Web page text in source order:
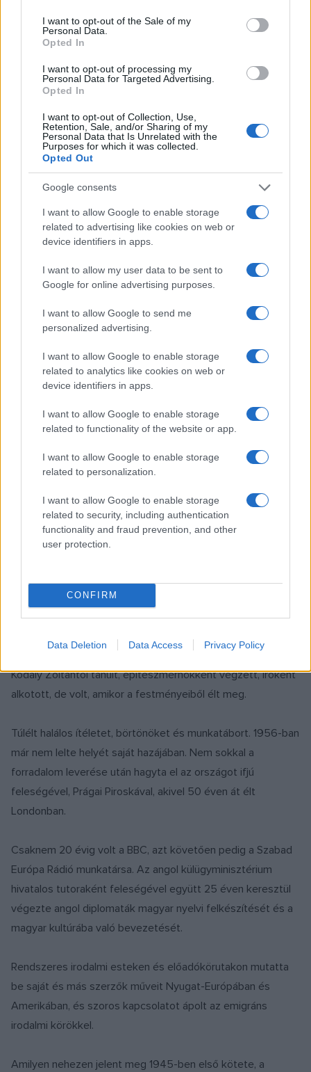
consent section.
I want to opt-out of the Sale of my
Personal Data.
Opted In
I want to opt-out of processing my
Personal Data for Targeted Advertising.
Opted In
I want to opt-out of Collection, Use,
Retention, Sale, and/or Sharing of my
Personal Data that Is Unrelated with the
Purposes for which it was collected.
Opted Out
Google consents
I want to allow Google to enable storage
related to advertising like cookies on web or
device identifiers in apps.
I want to allow my user data to be sent to
Google for online advertising purposes.
I want to allow Google to send me
personalized advertising.
I want to allow Google to enable storage
related to analytics like cookies on web or
device identifiers in apps.
I want to allow Google to enable storage
related to functionality of the website or app.
I want to allow Google to enable storage
related to personalization.
I want to allow Google to enable storage
related to security, including authentication
functionality and fraud prevention, and other
user protection.
CONFIRM
Data Deletion Data Access Privacy Policy
az emigrációban élő magyarok kisszerű és nevetséges
viszályairól, harcáról az érvényesülésért. Verseiben
érvényesül leggazdagabban a magyar nyelv könnyed,
bravúros kezelése.
Filozófiai munkásságát az irodalomnál fontosabbnak
tartotta. Főleg történetfilozófiai és ismeretelméleti
kérdéseket kutatott, e téren inkább konzervatív, bár ateista,
Háza, a Hongriuscule évtizedek óta a magyar ösztöndíjasok
zarándokhelye volt. Határ Győző az avantgárd klasszikusa
volt, könyvei nem könnyű olvasmányok, nem a tömegek
szerzője. Hatalmas életművét építészi, kormány-szakértői
és rádiós tevékenysége mellett alkotta. A magyar nyelv
virtuózaként nevetségessé tette a népi-nemzeti dagályt, s
provincializmust.
Mozgó Világban. Hazája 1991-ben ismerte el tevékenységét
Kossuth-díjjal, 1994-ben a Széchenyi Akadémia, 2001-ben a
ugyanebben az évben Márai Sándor-díjat kapott. 1996-ban
Írószövetség örökös tagja lett.
Határ Győzőt az Oktatási éés Kulturális Minisztérium
saját hallottjának tekinti - Közlemény
Kossuth-díjas író, az egyetemes magyar irodalom
kiemelkedő, iskolát teremtő egyénisége.
Kodály Zoltántól tanult, építészmérnökként végzett, íróként
alkotott, de volt, amikor a festményeiből élt meg.
Túlélt halálos ítéletet, börtönöket és munkatábort. 1956-ban
már nem lelte helyét saját hazájában. Nem sokkal a
forradalom leverése után hagyta el az országot ifjú
feleségével, Prágai Piroskával, akivel 50 éven át élt
Londonban.
Csaknem 20 évig volt a BBC, azt követően pedig a Szabad
Európa Rádió munkatársa. Az angol külügyminisztérium
hivatalos tutoraként feleségével együtt 25 éven keresztül
végezte angol diplomaták magyar nyelvi felkészítését és a
magyar kultúrába való bevezetését.
Rendszeres irodalmi esteken és előadókörutakon mutatta
be saját és más szerzők műveit Nyugat-Európában és
Amerikában, és szoros kapcsolatot ápolt az emigráns
irodalmi körökkel.
Amilyen nehezen jelent meg 1945-ben első kötete, a